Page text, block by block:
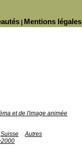
Mentions légales
et de l'image animée
Suisse
Autres